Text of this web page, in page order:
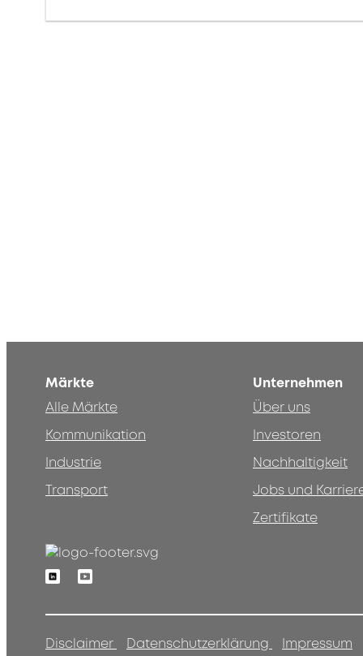
Märkte
Alle Märkte
Kommunikation
Industrie
Transport
Unternehmen
Über uns
Investoren
Nachhaltigkeit
Jobs und
Zertifikate
LinkedinYoutube
Disclaimer Datenschutzerklärung Impressum